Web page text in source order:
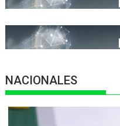
NACIONALES